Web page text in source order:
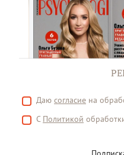
Даю согласие на
С Политикой